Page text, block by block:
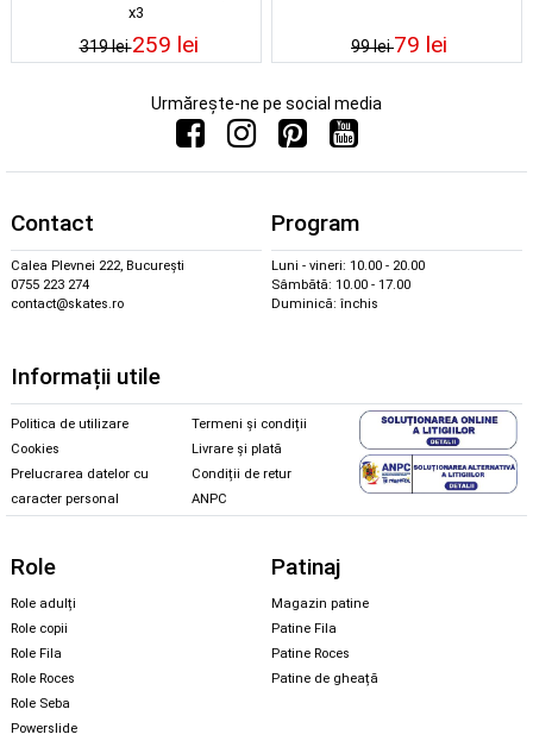
x3
319 lei259 lei 99 lei79 lei
Urmărește-ne pe social media
Contact
Calea Plevnei 222, București
0755 223 274
contact@skates.ro
Program
Luni - vineri: 10.00 - 20.00
Sâmbătă: 10.00 - 17.00
Duminică: închis
Informații utile
Politica de utilizare
Cookies
Prelucrarea datelor cu
caracter personal
Termeni și condiții
Livrare și plată
Condiții de retur
ANPC
Role
Role adulți
Role copii
Role Fila
Role Roces
Role Seba
Powerslide
Patinaj
Magazin patine
Patine Fila
Patine Roces
Patine de gheață